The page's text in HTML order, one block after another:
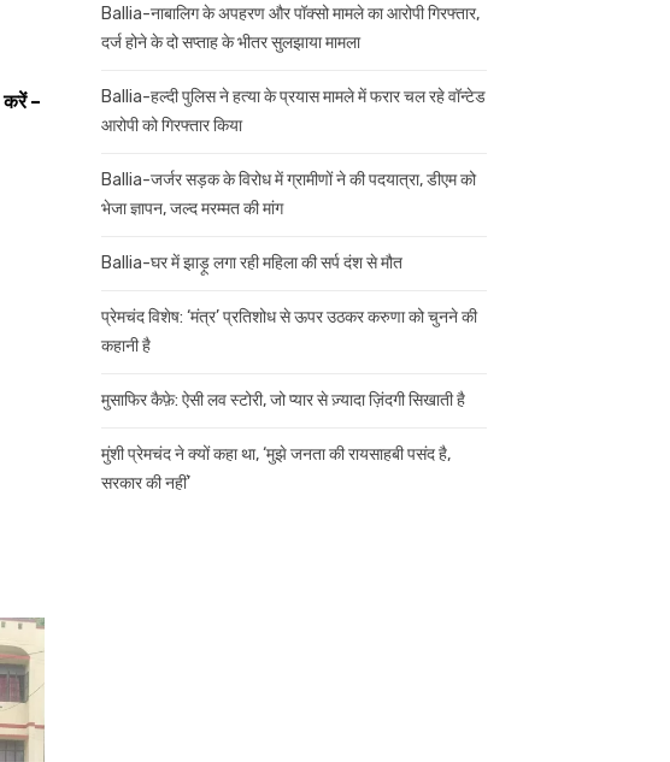
करें –
Ballia-नाबालिग के अपहरण और पॉक्सो मामले का आरोपी गिरफ्तार,
दर्ज होने के दो सप्ताह के भीतर सुलझाया मामला
Ballia-हल्दी पुलिस ने हत्या के प्रयास मामले में फरार चल रहे वॉन्टेड
आरोपी को गिरफ्तार किया
Ballia-जर्जर सड़क के विरोध में ग्रामीणों ने की पदयात्रा, डीएम को
भेजा ज्ञापन, जल्द मरम्मत की मांग
Ballia-घर में झाड़ू लगा रही महिला की सर्प दंश से मौत
प्रेमचंद विशेष: ‘मंत्र’ प्रतिशोध से ऊपर उठकर करुणा को चुनने की
कहानी है
मुसाफिर कैफ़े: ऐसी लव स्टोरी, जो प्यार से ज़्यादा ज़िंदगी सिखाती है
मुंशी प्रेमचंद ने क्यों कहा था, ‘मुझे जनता की रायसाहबी पसंद है,
सरकार की नहीं’